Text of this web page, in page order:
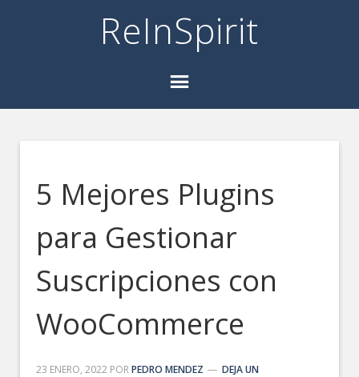
ReInSpirit
5 Mejores Plugins
para Gestionar
Suscripciones con
WooCommerce
23 ENERO, 2022 PORPEDRO MENDEZ
DEJA UN